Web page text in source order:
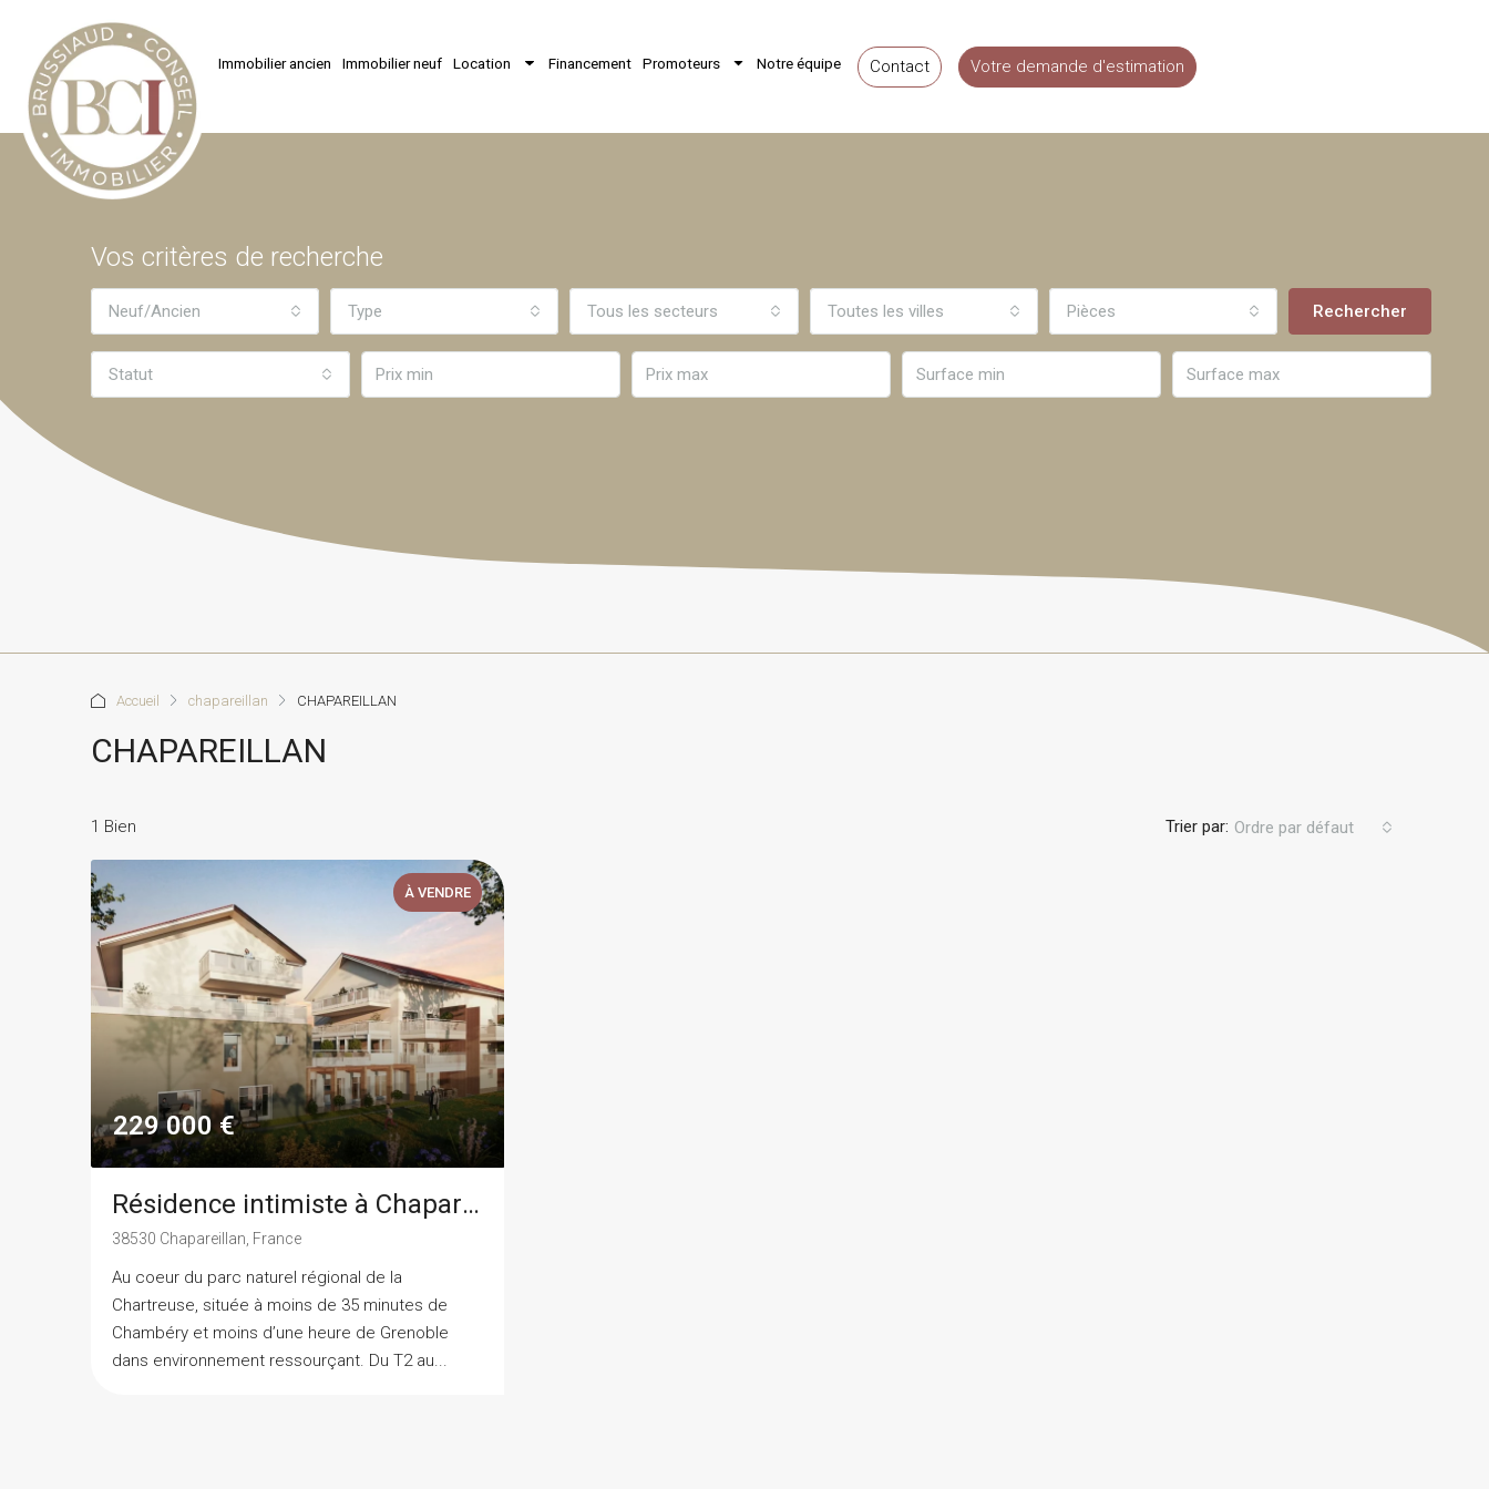
Immobilier ancien Immobilier neuf Location Financement Promoteurs Notre équipe Contact Votre demande d'estimation
Vos critères de recherche
Neuf/Ancien Type Tous les secteurs Toutes les villes Pièces Rechercher
Statut
Accueil chapareillan CHAPAREILLAN
CHAPAREILLAN
1 Bien Trier par: Ordre par défaut
À VENDRE
229 000 €
Résidence intimiste à Chapareillan
38530 Chapareillan, France
Au coeur du parc naturel régional de la
Chartreuse, située à moins de 35 minutes de
Chambéry et moins d’une heure de Grenoble
dans environnement ressourçant. Du T2 au...